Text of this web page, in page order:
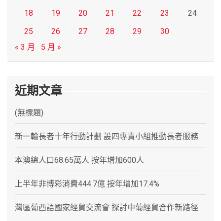
18
19 20 21 22 23
24
25
26 27 28 29
30
« 3 月
5 月 »
近期文章
(無標題)
新一輪長者十年行動計劃 設四專責小組推動長者服務
本澳總人口68.65萬人 按年增加600人
上半年非博彩消費444.7億 按年增加17.4%
灣區葡西語國家經貿交流會 探討中葡經貿合作新路徑